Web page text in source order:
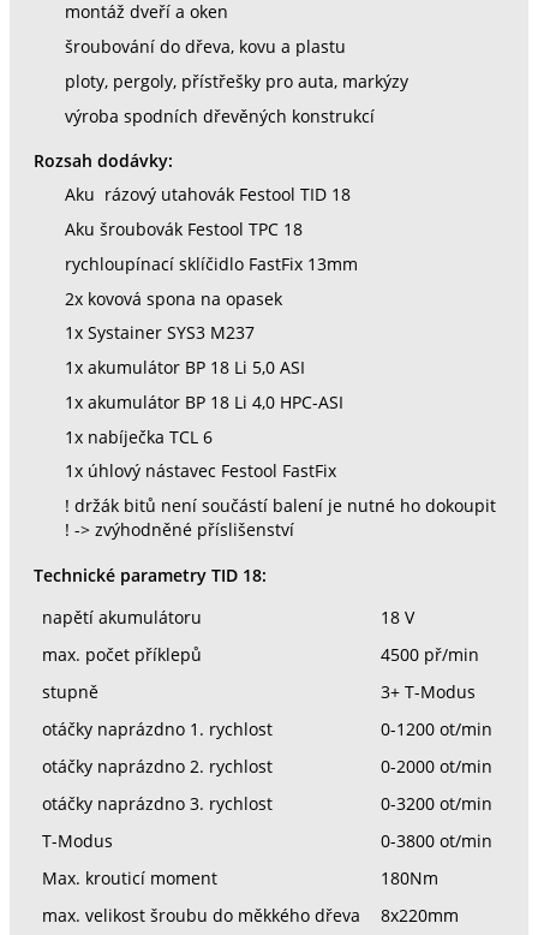
montáž dveří a oken
šroubování do dřeva, kovu a plastu
ploty, pergoly, přístřešky pro auta, markýzy
výroba spodních dřevěných konstrukcí
Rozsah dodávky:
Aku rázový utahovák Festool TID 18
Aku šroubovák Festool TPC 18
rychloupínací sklíčidlo FastFix 13mm
2x kovová spona na opasek
1x Systainer SYS3 M237
1x akumulátor BP 18 Li 5,0 ASI
1x akumulátor BP 18 Li 4,0 HPC-ASI
1x nabíječka TCL 6
1x úhlový nástavec Festool FastFix
! držák bitů není součástí balení je nutné ho dokoupit
! -> zvýhodněné příslišenství
Technické parametry TID 18:
napětí akumulátoru
18 V
max. počet příklepů
4500 př/min
stupně
3+ T-Modus
otáčky naprázdno 1. rychlost
0-1200 ot/min
otáčky naprázdno 2. rychlost
0-2000 ot/min
otáčky naprázdno 3. rychlost
0-3200 ot/min
T-Modus
0-3800 ot/min
Max. krouticí moment
180Nm
max. velikost šroubu do měkkého dřeva
8x220mm